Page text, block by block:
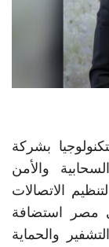
بشركة
والأمن
الاتصالات
مصر استضافة
والحماية